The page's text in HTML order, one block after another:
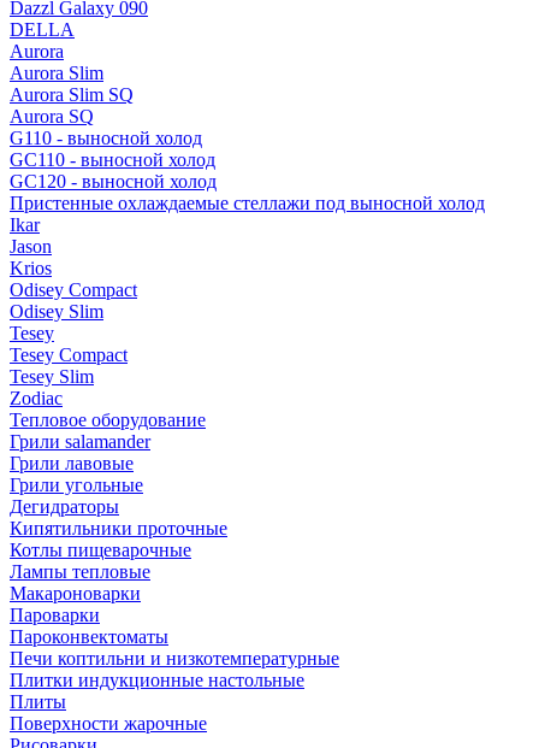
Dazzl Galaxy 090
DELLA
Aurora
Aurora Slim
Aurora Slim SQ
Aurora SQ
G110 - выносной холод
GC110 - выносной холод
GC120 - выносной холод
Пристенные охлаждаемые стеллажи под выносной холод
Ikar
Jason
Krios
Odisey Compact
Odisey Slim
Tesey
Tesey Compact
Tesey Slim
Zodiac
Тепловое оборудование
Грили salamander
Грили лавовые
Грили угольные
Дегидраторы
Кипятильники проточные
Котлы пищеварочные
Лампы тепловые
Макароноварки
Пароварки
Пароконвектоматы
Печи коптильни и низкотемпературные
Плитки индукционные настольные
Плиты
Поверхности жарочные